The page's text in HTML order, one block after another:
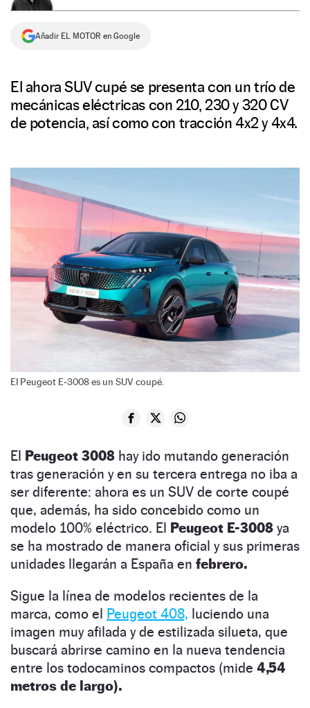
Añadir EL MOTOR en Google
El ahora SUV cupé se presenta con un trío de
mecánicas eléctricas con 210, 230 y 320 CV
de potencia, así como con tracción 4x2 y 4x4.
El Peugeot E-3008 es un SUV coupé.
El Peugeot 3008 hay ido mutando generación
tras generación y en su tercera entrega no iba a
ser diferente: ahora es un SUV de corte coupé
que, además, ha sido concebido como un
modelo 100% eléctrico. El Peugeot E-3008 ya
se ha mostrado de manera oficial y sus primeras
unidades llegarán a España en febrero.
Sigue la línea de modelos recientes de la
marca, como el Peugeot 408, luciendo una
imagen muy afilada y de estilizada silueta, que
buscará abrirse camino en la nueva tendencia
entre los todocaminos compactos (mide 4,54
metros de largo).